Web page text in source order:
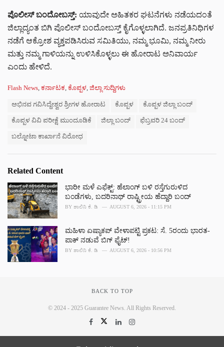
ಪೊಲೀಸ್ ಬಂದೋಬಸ್ತ್: ಯಾವುದೇ ಅಹಿತಕರ ಘಟನೆಗಳು ನಡೆಯದಂತೆ
ಜಿಲ್ಲಾದ್ಯಂತ ಬಿಗಿ ಪೊಲೀಸ್ ಬಂದೋಬಸ್ತ್ ಕೈಗೊಳ್ಳಲಾಗಿದೆ. ಜನಪ್ರತಿನಿಧಿಗಳ
ನಡೆಗೆ ಆಕ್ರೋಶ ವ್ಯಕ್ತಪಡಿಸಿರುವ ಸಮಿತಿಯು, ನಮ್ಮ ಭೂಮಿ, ನಮ್ಮ ನೀರು
ಮತ್ತು ನಮ್ಮ ಗಾಳಿಯನ್ನು ಉಳಿಸಿಕೊಳ್ಳಲು ಈ ಹೋರಾಟ ಅನಿವಾರ್ಯ
ಎಂದು ಹೇಳಿದೆ.
C
s
Flash News ಕರ್ನಾಟಕ ಕೊಪ್ಪಳ ಜಿಲ್ಲಾ ಸುದ್ದಿಗಳು
ಅಭಿನವ ಗವಿಸಿದ್ದೇಶ್ವರ ಶ್ರೀಗಳ ಹೋರಾಟ ಕೊಪ್ಪಳ ಕೊಪ್ಪಳ ಜಿಲ್ಲಾ ಬಂದ್
ಕೊಪ್ಪಳ ವಿವಿ ಪರೀಕ್ಷೆ ಮುಂದೂಡಿಕೆ ಜಿಲ್ಲಾ ಬಂದ್ ಫೆಬ್ರವರಿ 24 ಬಂದ್
ಬಲ್ನೋಟಾ ಕಾರ್ಖಾನೆ ವಿರೋಧ
Related Content
ಭಾರೀ ಮಳೆ ಎಫೆಕ್ಟ್‌: ಹೆಲಾಂಗ್ ಬಳಿ ರಸ್ತೆಗುರುಳಿದ
ಬಂಡೆಗಳು, ಬದರಿನಾಥ್‌ ರಾಷ್ಟ್ರೀಯ ಹೆದ್ದಾರಿ ಬಂದ್‌
BY ಶಾಲಿನಿ ಕೆ. ಡಿ AUGUST 6, 2026 - 11:15 PM
ಮಹಿಳಾ ಏಷ್ಯಾಕಪ್ ವೇಳಾಪಟ್ಟಿ ಪ್ರಕಟ: ಸೆ. 5ರಂದು ಭಾರತ-
ಪಾಕ್‌ ನಡುವೆ ಬಿಗ್ ಫೈಟ್!
BY ಶಾಲಿನಿ ಕೆ. ಡಿ AUGUST 6, 2026 - 10:56 PM
BACK TO TOP
© 2024 - 2025 Guarantee News. All Rights Reserved.